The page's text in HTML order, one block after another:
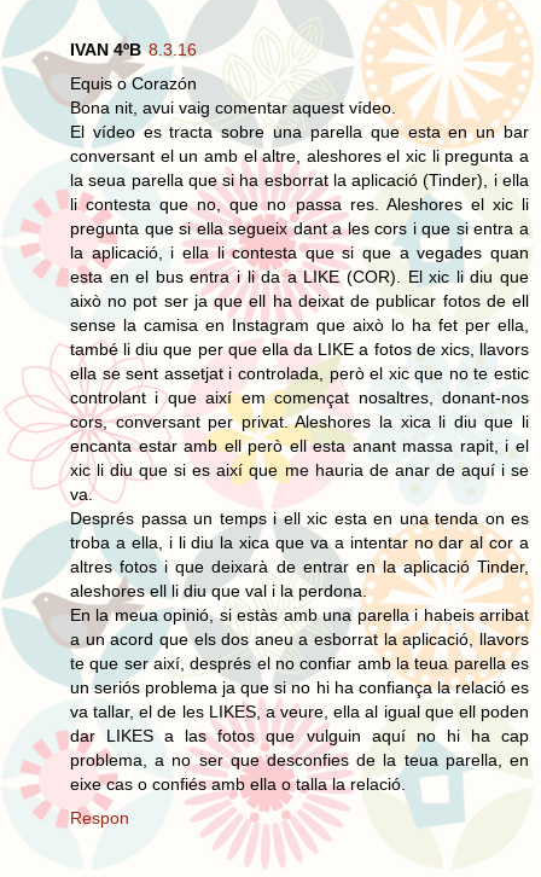
IVAN 4ºB 8.3.16
Equis o Corazón
Bona nit, avui vaig comentar aquest vídeo.
El vídeo es tracta sobre una parella que esta en un bar
conversant el un amb el altre, aleshores el xic li pregunta a
la seua parella que si ha esborrat la aplicació (Tinder), i ella
li contesta que no, que no passa res. Aleshores el xic li
pregunta que si ella segueix dant a les cors i que si entra a
la aplicació, i ella li contesta que si que a vegades quan
esta en el bus entra i li da a LIKE (COR). El xic li diu que
això no pot ser ja que ell ha deixat de publicar fotos de ell
sense la camisa en Instagram que això lo ha fet per ella,
també li diu que per que ella da LIKE a fotos de xics, llavors
ella se sent assetjat i controlada, però el xic que no te estic
controlant i que així em començat nosaltres, donant-nos
cors, conversant per privat. Aleshores la xica li diu que li
encanta estar amb ell però ell esta anant massa rapit, i el
xic li diu que si es així que me hauria de anar de aquí i se
va.
Després passa un temps i ell xic esta en una tenda on es
troba a ella, i li diu la xica que va a intentar no dar al cor a
altres fotos i que deixarà de entrar en la aplicació Tinder,
aleshores ell li diu que val i la perdona.
En la meua opinió, si estàs amb una parella i habeis arribat
a un acord que els dos aneu a esborrat la aplicació, llavors
te que ser així, després el no confiar amb la teua parella es
un seriós problema ja que si no hi ha confiança la relació es
va tallar, el de les LIKES, a veure, ella al igual que ell poden
dar LIKES a las fotos que vulguin aquí no hi ha cap
problema, a no ser que desconfies de la teua parella, en
eixe cas o confiés amb ella o talla la relació.
Respon